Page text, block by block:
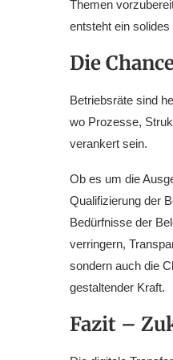
Themen
entsteht ein
Die
Betriebsräte sind
wo Prozesse,
verankert sein.
Ob es um die
Qualifizierung der
Bedürfnisse der
verringern,
sondern auch die
gestaltender Kraft.
Fazit –